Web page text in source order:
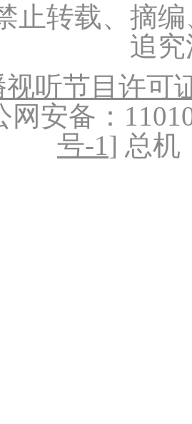
止转载、摘
追
视听节目许可
网安备：
号-1] 总机